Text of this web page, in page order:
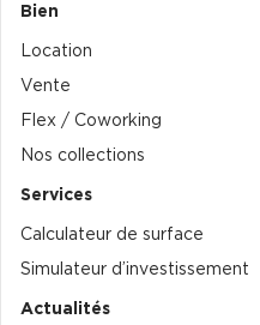
Achat de plateformes
Achat de plateformes
Achat de plateformes
Collections de Logistique
Logistique urbaine
Entrepôts Messagerie
Bien
Location
Vente
Flex / Coworking
Nos collections
Services
Calculateur de surface
Simulateur d’investissement
Actualités